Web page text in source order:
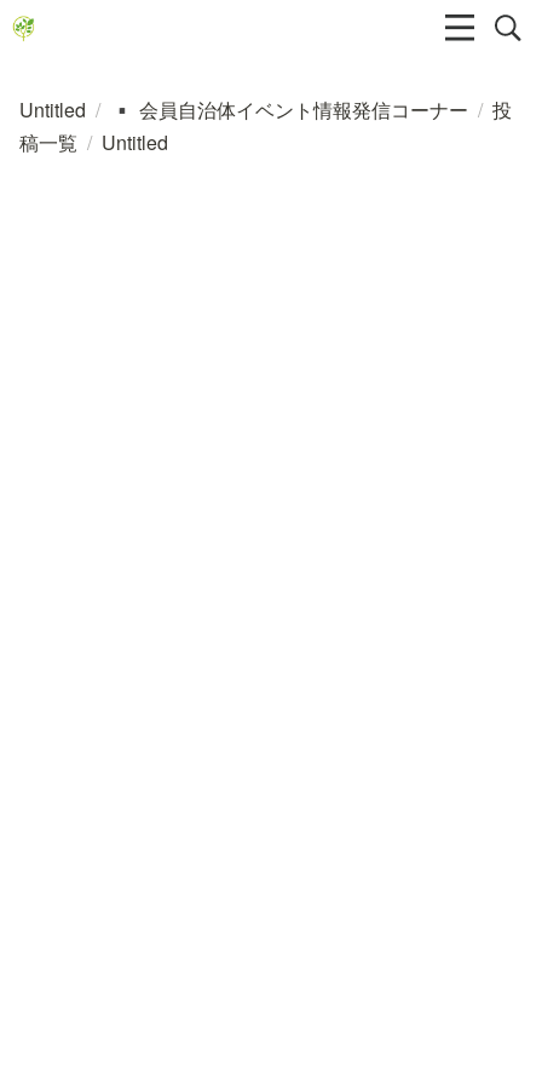
Untitled / ▪️ 会員自治体イベント情報発信コーナー / 投
稿一覧 / Untitled